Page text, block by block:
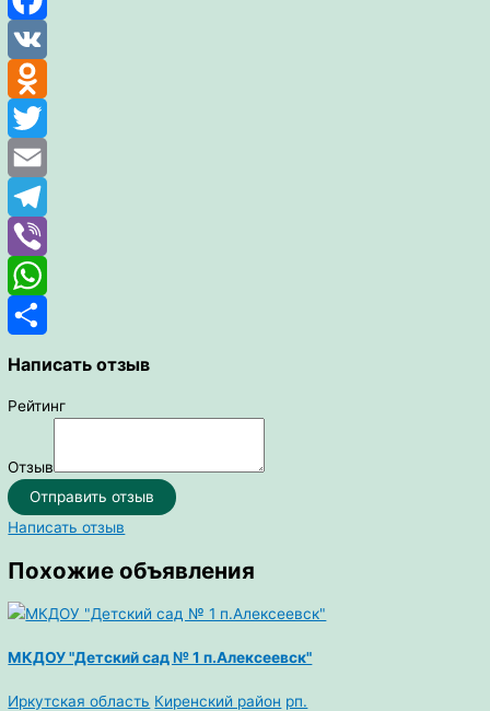
Facebook
VK
Odnoklassniki
Twitter
Email
Telegram
Viber
WhatsApp
Отправить
Написать отзыв
Рейтинг
Отзыв
Отправить отзыв
Написать отзыв
Похожие объявления
МКДОУ "Детский сад № 1 п.Алексеевск"
Иркутская область Киренский район рп.